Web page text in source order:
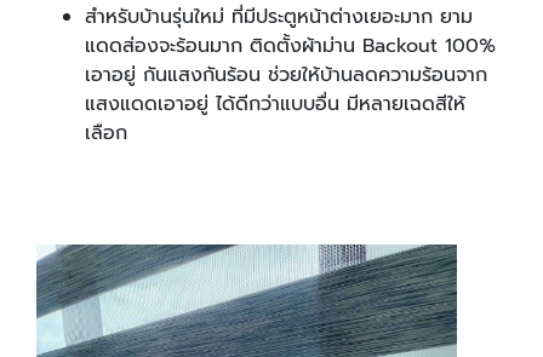
สำหรับบ้านรุ่นใหม่ ที่มีประตูหน้าต่างเยอะมาก ยาม
แดดส่องจะร้อนมาก ติดตั้งผ้าม่าน Backout 100%
เอาอยู่ กันแสงกันร้อน ช่วยให้บ้านลดความร้อนจาก
แสงแดดเอาอยู่ ได้ดีกว่าแบบอื่น มีหลายเฉดสีให้
เลือก